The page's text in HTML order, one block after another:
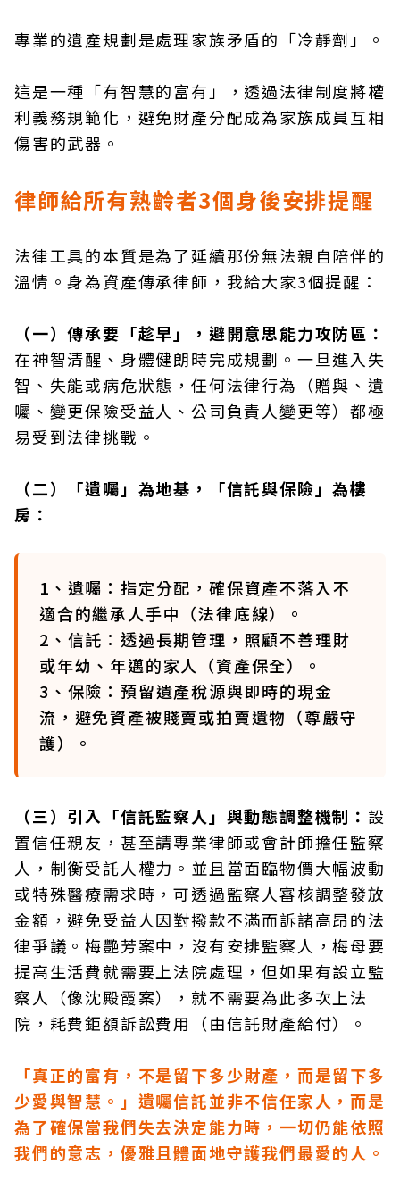
專業的遺產規劃是處理家族矛盾的「冷靜劑」。
這是一種「有智慧的富有」，透過法律制度將權
利義務規範化，避免財產分配成為家族成員互相
傷害的武器。
律師給所有熟齡者3個身後安排提醒
法律工具的本質是為了延續那份無法親自陪伴的
溫情。身為資產傳承律師，我給大家3個提醒：
（一）傳承要「趁早」，避開意思能力攻防區：
在神智清醒、身體健朗時完成規劃。一旦進入失
智、失能或病危狀態，任何法律行為（贈與、遺
囑、變更保險受益人、公司負責人變更等）都極
易受到法律挑戰。
（二）「遺囑」為地基，「信託與保險」為樓
房：
1、遺囑：指定分配，確保資產不落入不
適合的繼承人手中（法律底線）。
2、信託：透過長期管理，照顧不善理財
或年幼、年邁的家人（資產保全）。
3、保險：預留遺產稅源與即時的現金
流，避免資產被賤賣或拍賣遺物（尊嚴守
護）。
（三）引入「信託監察人」與動態調整機制： 設
置信任親友，甚至請專業律師或會計師擔任監察
人，制衡受託人權力。並且當面臨物價大幅波動
或特殊醫療需求時，可透過監察人審核調整發放
金額，避免受益人因對撥款不滿而訴諸高昂的法
律爭議。梅艷芳案中，沒有安排監察人，梅母要
提高生活費就需要上法院處理，但如果有設立監
察人（像沈殿霞案），就不需要為此多次上法
院，耗費鉅額訴訟費用（由信託財產給付）。
「真正的富有，不是留下多少財產，而是留下多
少愛與智慧。」遺囑信託並非不信任家人，而是
為了確保當我們失去決定能力時，一切仍能依照
我們的意志，優雅且體面地守護我們最愛的人。